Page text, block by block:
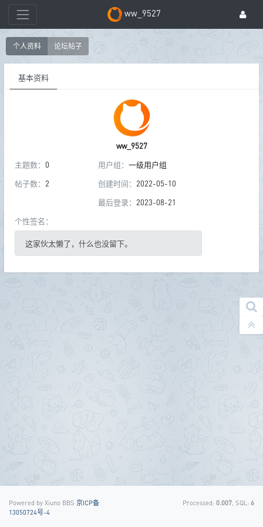
ww_9527
个人资料 论坛帖子
基本资料
ww_9527
主题数： 0
帖子数： 2
用户组：一级用户组
创建时间：2022-05-10
最后登录：2023-08-21
个性签名：
这家伙太懒了，什么也没留下。
Powered by Xiuno BBS 京ICP备
13050724号-4
Processed: 0.007 , SQL: 6